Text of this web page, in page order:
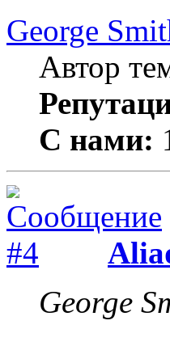
George
Автор
С нами:
George